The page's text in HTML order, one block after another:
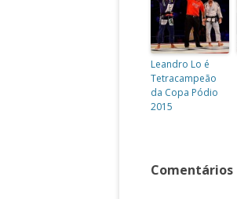
Leandro Lo é
Tetracampeão
da Copa Pódio
2015
Comentários